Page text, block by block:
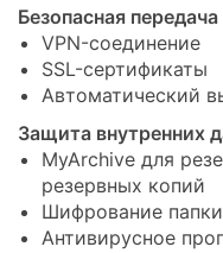
Безопасная
VPN-соединение
SSL-сертификаты
Автоматический
Защита внутренних
MyArchive для
резервных копий
Шифрование
Антивирусное